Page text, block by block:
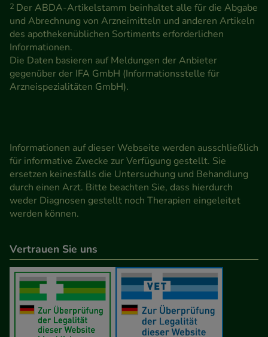
2 Der ABDA-Artikelstamm beinhaltet alle für die Abgabe
und Abrechnung von Arzneimitteln und anderen Artikeln
des apothekenüblichen Sortiments erforderlichen
Informationen.
Die Daten basieren auf Meldungen der Anbieter
gegenüber der IFA GmbH (Informationsstelle für
Arzneispezialitäten GmbH).
Informationen auf dieser Webseite werden ausschließlich
für informative Zwecke zur Verfügung gestellt. Sie
ersetzen keinesfalls die Untersuchung und Behandlung
durch einen Arzt. Bitte beachten Sie, dass hierdurch
weder Diagnosen gestellt noch Therapien eingeleitet
werden können.
Vertrauen Sie uns